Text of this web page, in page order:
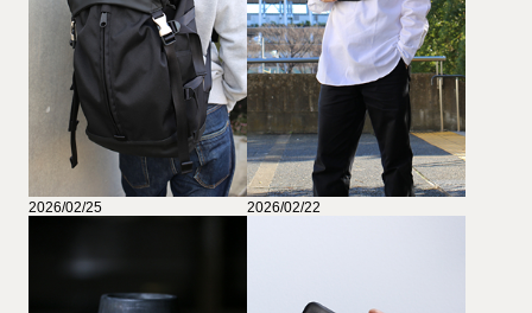
2026/02/25 2026/02/22